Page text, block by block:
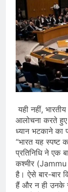
यही नहीं,
आलोचना करते हुए
ध्यान भटकाने का
“भारत यह स्पष्ट
प्रतिनिधि ने एक
कश्मीर
है। ऐसे बार-बार
हैं और न ही उनके